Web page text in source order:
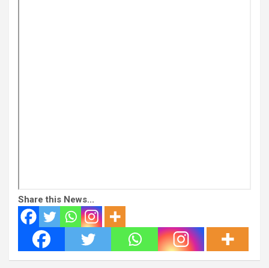
Share this News...